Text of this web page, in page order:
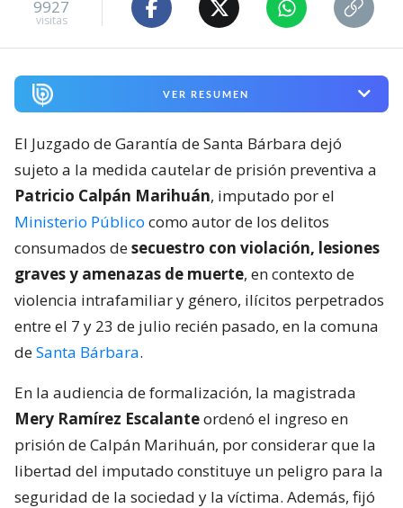
9927
visitas
VER RESUMEN
El Juzgado de Garantía de Santa Bárbara dejó
sujeto a la medida cautelar de prisión preventiva a
Patricio Calpán Marihuán, imputado por el
Ministerio Público como autor de los delitos
consumados desecuestro con violación, lesiones
graves y amenazas de muerte, en contexto de
violencia intrafamiliar y género, ilícitos perpetrados
entre el 7 y 23 de julio recién pasado, en la comuna
deSanta Bárbara.
En la audiencia de formalización, la magistrada
Mery Ramírez Escalanteordenó el ingreso en
prisión de Calpán Marihuán, por considerar que la
libertad del imputado constituye un peligro para la
seguridad de la sociedad y la víctima. Además, fijó